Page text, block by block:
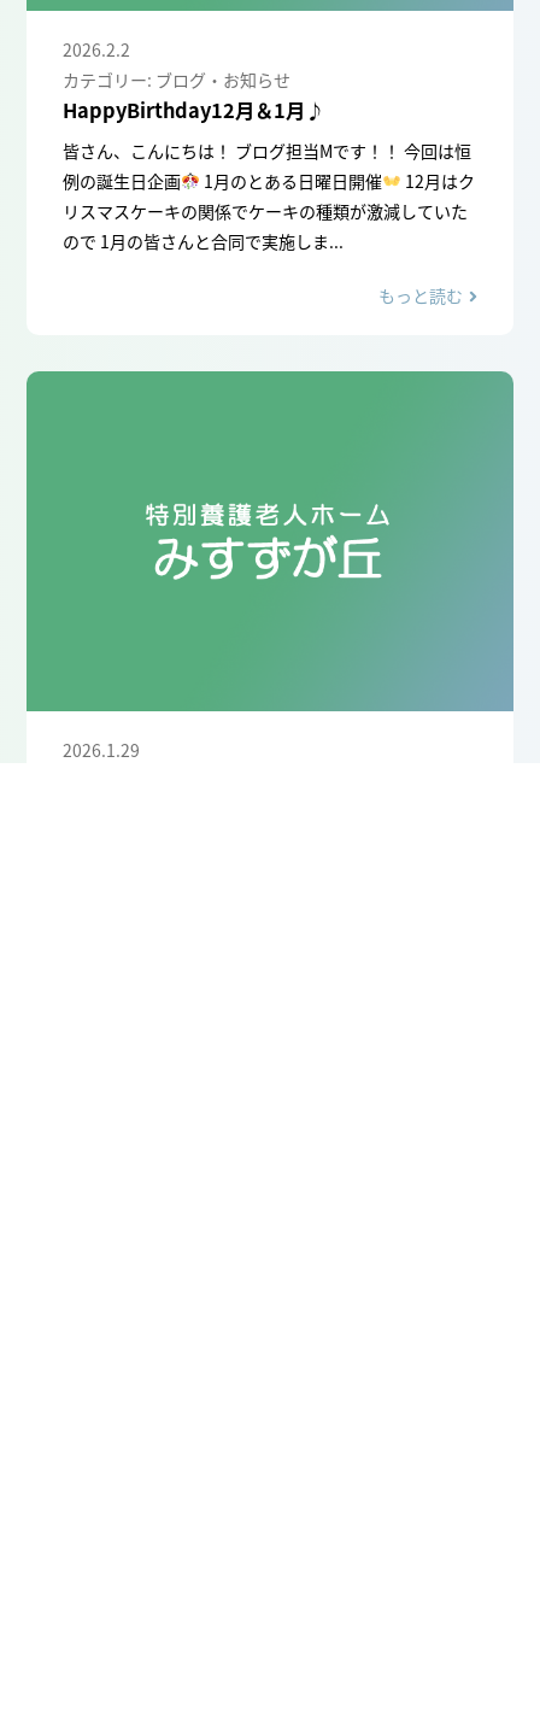
HappyBirthday12月＆1月♪
皆さん、こんにちは！ ブログ担当Mです！！ 今回は恒
例の誕生日企画
1月のとある日曜日開催
12月はク
リスマスケーキの関係でケーキの種類が激減していた
ので 1月の皆さんと合同で実施しま...
2026.2.2
カテゴリー: ブログ・お知らせ
もっと読む
2026.1.29